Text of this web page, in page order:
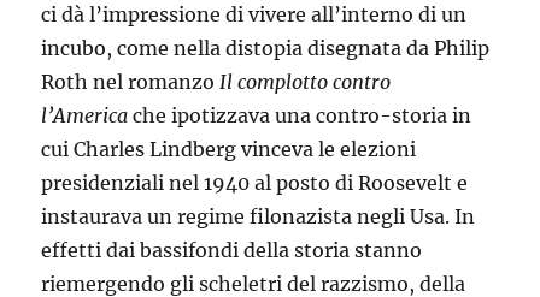
ci dà l’impressione di vivere all’interno di un
incubo, come nella distopia disegnata da Philip
Roth nel romanzo Il complotto contro
l’America che ipotizzava una contro-storia in
cui Charles Lindberg vinceva le elezioni
presidenziali nel 1940 al posto di Roosevelt e
instaurava un regime filonazista negli Usa. In
effetti dai bassifondi della storia stanno
riemergendo gli scheletri del razzismo, della